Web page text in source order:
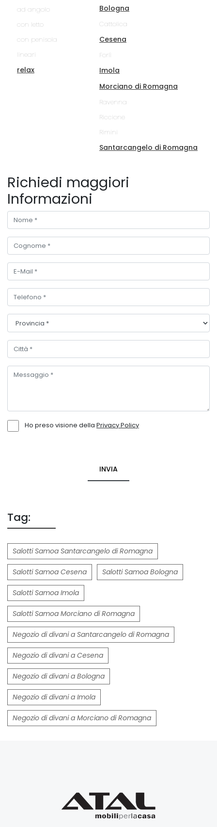
ad angolo
con letto
con penisola
lineari
relax
Bologna
Cattolica
Cesena
Forlì
Imola
Morciano di Romagna
Ravenna
Riccione
Rimini
Santarcangelo di Romagna
Richiedi maggiori
Informazioni
Ho preso visione della Privacy Policy
INVIA
Tag:
Salotti Samoa Santarcangelo di Romagna
Salotti Samoa Cesena Salotti Samoa Bologna
Salotti Samoa Imola
Salotti Samoa Morciano di Romagna
Negozio di divani a Santarcangelo di Romagna
Negozio di divani a Cesena
Negozio di divani a Bologna
Negozio di divani a Imola
Negozio di divani a Morciano di Romagna